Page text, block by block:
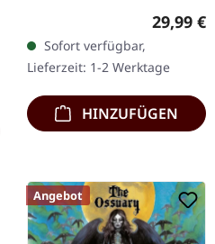
21.10.2022, auf Supreme
Chaos Records. SCR-
exklusives Transparent
Rot/Schwarz/Weiß…
29,99 €
Sofort verfügbar,
Lieferzeit: 1-2 Werktage
HINZUFÜGEN
Angebot